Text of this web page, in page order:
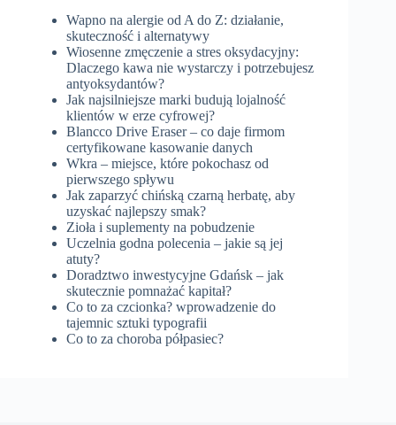
Wapno na alergie od A do Z: działanie,
skuteczność i alternatywy
Wiosenne zmęczenie a stres oksydacyjny:
Dlaczego kawa nie wystarczy i potrzebujesz
antyoksydantów?
Jak najsilniejsze marki budują lojalność
klientów w erze cyfrowej?
Blancco Drive Eraser – co daje firmom
certyfikowane kasowanie danych
Wkra – miejsce, które pokochasz od
pierwszego spływu
Jak zaparzyć chińską czarną herbatę, aby
uzyskać najlepszy smak?
Zioła i suplementy na pobudzenie
Uczelnia godna polecenia – jakie są jej
atuty?
Doradztwo inwestycyjne Gdańsk – jak
skutecznie pomnażać kapitał?
Co to za czcionka? wprowadzenie do
tajemnic sztuki typografii
Co to za choroba półpasiec?